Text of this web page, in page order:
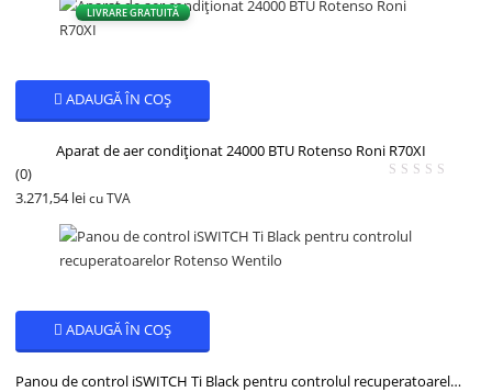
LIVRARE GRATUITĂ
ADAUGĂ ÎN COȘ
Aparat de aer condiționat 24000 BTU Rotenso Roni R70XI
(0)
3.271,54lei cu TVA
ADAUGĂ ÎN COȘ
Panou de control iSWITCH Ti Black pentru controlul recuperatoarelor Rotenso Wentilo